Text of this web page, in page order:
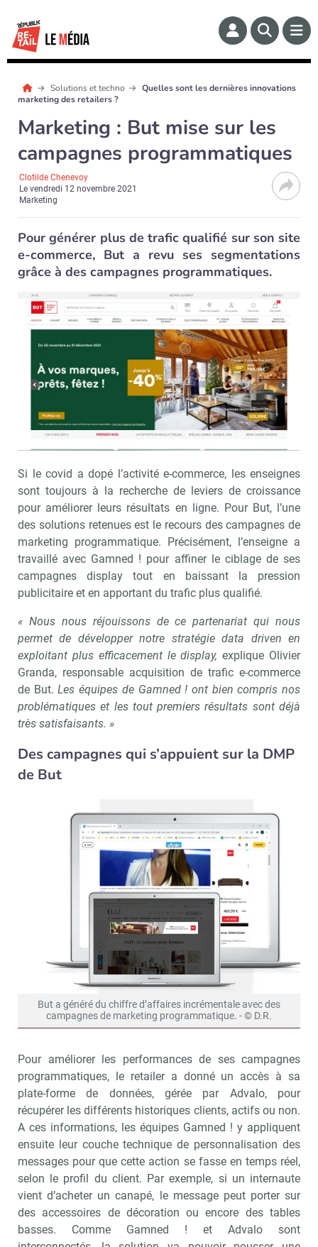
Solutions et techno
Quelles sont les dernières innovations
marketing des retailers ?
Marketing : But mise sur les
campagnes programmatiques
Clotilde Chenevoy
Levendredi 12 novembre 2021
Marketing
Pour générer plus de trafic qualifié sur son site
e-commerce, But a revu ses segmentations
grâce à des campagnes programmatiques.
Si le covid a dopé l’activité e-commerce, les enseignes
sont toujours à la recherche de leviers de croissance
pour améliorer leurs résultats en ligne. Pour But, l’une
des solutions retenues est le recours des campagnes de
marketing programmatique. Précisément, l’enseigne a
travaillé avec Gamned ! pour affiner le ciblage de ses
campagnes display tout en baissant la pression
publicitaire et en apportant du trafic plus qualifié.
« Nous nous réjouissons de ce partenariat qui nous
permet de développer notre stratégie data driven en
exploitant plus efficacement le display, explique Olivier
Granda, responsable acquisition de trafic e-commerce
de But.Les équipes de Gamned ! ont bien compris nos
problématiques et les tout premiers résultats sont déjà
très satisfaisants. »
Des campagnes qui s’appuient sur la DMP
de But
But a généré du chiffre d’affaires incrémentale avec des
campagnes de marketing programmatique. - © D.R.
Pour améliorer les performances de ses campagnes
programmatiques, le retailer a donné un accès à sa
plate-forme de données, gérée par Advalo, pour
récupérer les différents historiques clients, actifs ou non.
A ces informations, les équipes Gamned ! y appliquent
ensuite leur couche technique de personnalisation des
messages pour que cette action se fasse en temps réel,
selon le profil du client. Par exemple, si un internaute
vient d’acheter un canapé, le message peut porter sur
des accessoires de décoration ou encore des tables
basses. Comme Gamned ! et Advalo sont